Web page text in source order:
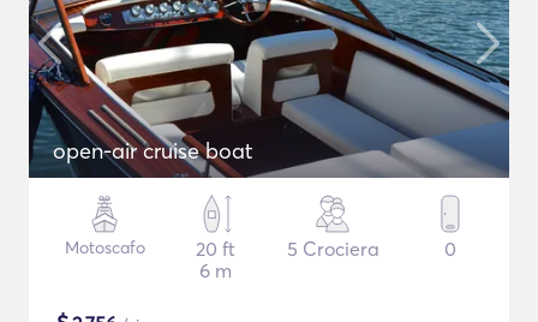
open-air cruise boat
Motoscafo
20 ft
6 m
5 Crociera 0